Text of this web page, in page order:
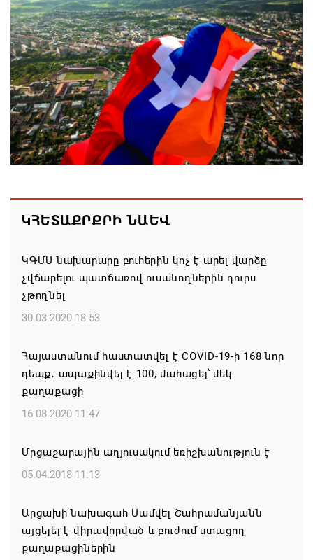
ՀՀ ԱԱԾ սահմանապահ զորքերի
պատվիրակությունն այցելել է Լիտվայի
Հանրապետություն
07.08.2026 16:57
Գարեգին Բ-ի և եպիսկոպոսների գործով
դատավորն ինքնաբացարկ է հայտնել
07.08.2026 16:55
ռազմական դաշինք ստեղծելու մասին
համաձայնագիր են ստորագրել
Հայ ժողովուրդն է ընտրում Հայոց Հայրապետին և
հեռացնելու ընթացակարգ չկա
07.08.2026 16:39
Կաթողիկոսի և 6 եպիսկոպոսի գործով դատական
նիստը կանցկացվի դռնփակ
07.08.2026 16:34
ԲՆԱԿԱՎԱՅՐԻ ՕՐԸ
07.08.2026 16:21
Կապան համայնքի ղեկավար Գևորգ Փարսյանի
նախաձեռնությամբ ճանապարհաշինական
մեծածավալ աշխատանքներ՝ գյուղական
ԿՀԵՏԱՔՐՔՐԻ ՆԱԵՎ
ԿԳՄՍ նախարարը բուհերին կոչ է արել վարձը
չվճարելու պատճառով ուսանողներին դուրս
չթողնել
30.03.2020 18:53
Հայաստանում հաստատվել է COVID-19-ի 168 նոր
դեպք․ ապաքինվել է 100, մահացել՝ մեկ
քաղաքացի
16.08.2020 11:47
Մրցաշարային աղյուսակում եռիշխանություն է
05.04.2018 11:13
Արցախի նախագահ Սամվել Շահրամանյանն
այցելել է վիրավորված և բուժում ստացող
քաղաքացիներին